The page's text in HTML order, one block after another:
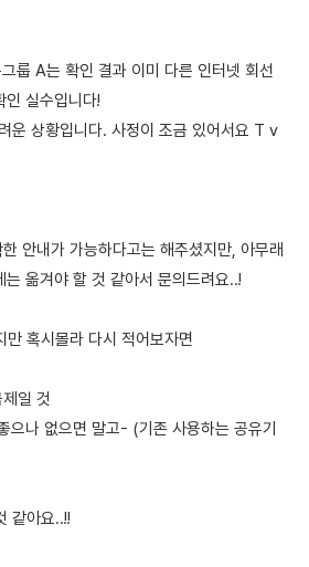
룹 A는 확인 결과 이미 다른 인터넷 회선
인 실수입니다!
운 상황입니다. 사정이 조금 있어서요 T v
안내가 가능하다고는 해주셨지만, 아무래
옮겨야 할 것 같아서 문의드려요..!
만 혹시몰라 다시 적어보자면
일 것
으나 없으면 말고- (기존 사용하는 공유기
같아요..!!